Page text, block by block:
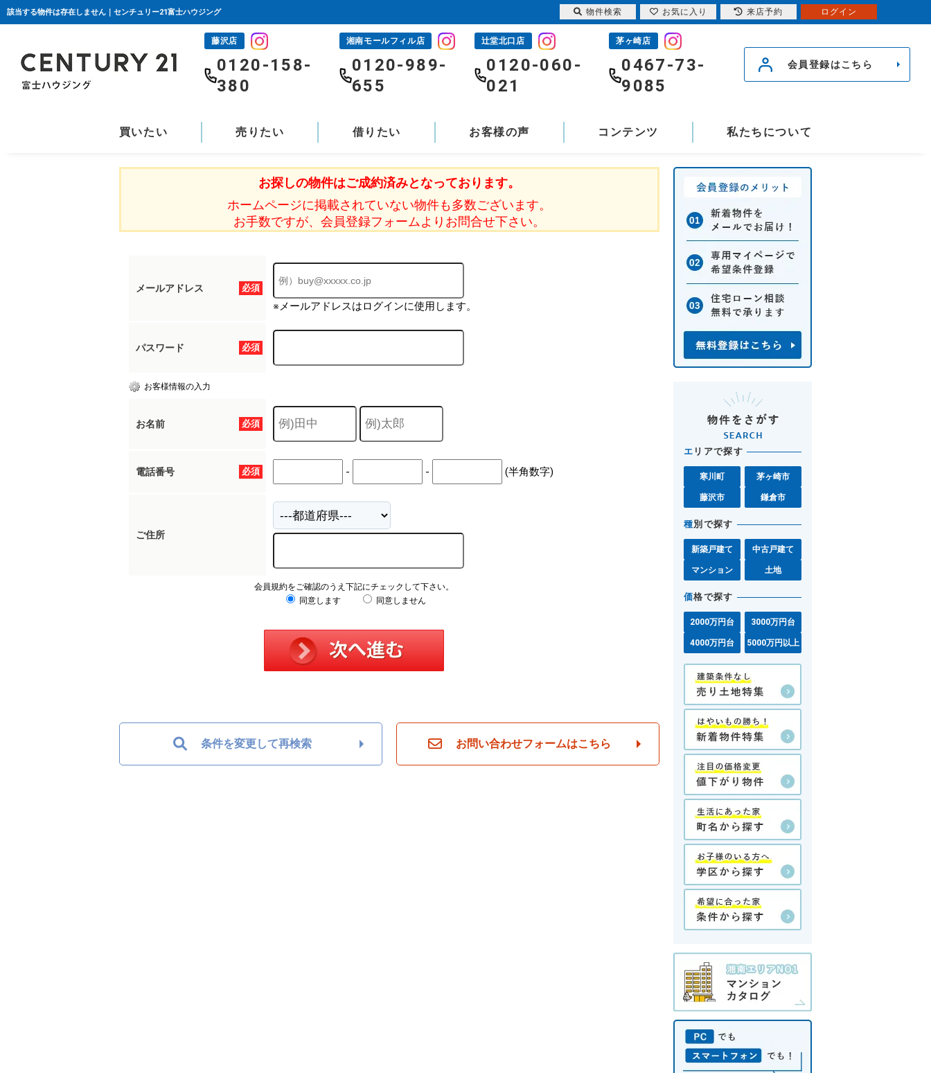
該当する物件は存在しません｜センチュリー21富士ハウジング
藤沢店
0120-158-
380
湘南モールフィル店
0120-989-
655
辻堂北口店
0120-060-
021
茅ヶ崎店
0467-73-
9085
会員登録はこちら
買いたい 売りたい 借りたい お客様の声 コンテンツ 私たちについて
お探しの物件はご成約済みとなっております。
ホームページに掲載されていない物件も多数ございます。
お手数ですが、会員登録フォームよりお問合せ下さい。
必須
メールアドレス
※メールアドレスはログインに使用します。
必須
パスワード
お客様情報の入力
必須
お名前
必須
電話番号 - - (半角数字)
ご住所
会員規約をご確認のうえ下記にチェックして下さい。
同意します
同意しません
条件を変更して再検索 お問い合わせフォームはこちら
エ リアで探す
寒川町 茅ヶ崎市
藤沢市 鎌倉市
種別で探す
新築戸建て 中古戸建て
マンション 土地
価格で探す
2000万円台 3000万円台
4000万円台 5000万円以上
物件検索 お気に入り 来店予約 ログイン